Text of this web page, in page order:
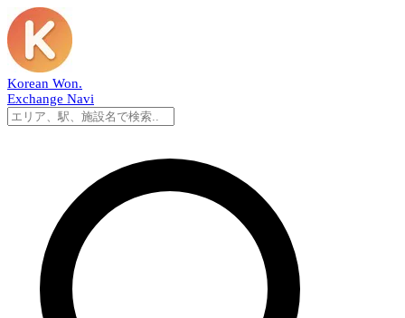
Korean Won.
Exchange Navi